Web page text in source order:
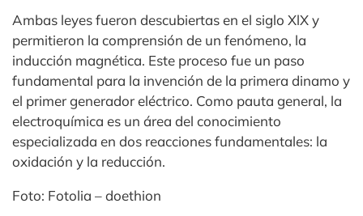
Ambas leyes fueron descubiertas en el siglo XlX y
permitieron la comprensión de un fenómeno, la
inducción magnética. Este proceso fue un paso
fundamental para la invención de la primera dinamo y
el primer generador eléctrico. Como pauta general, la
electroquímica es un área del conocimiento
especializada en dos reacciones fundamentales: la
oxidación y la reducción.
Foto: Fotolia – doethion